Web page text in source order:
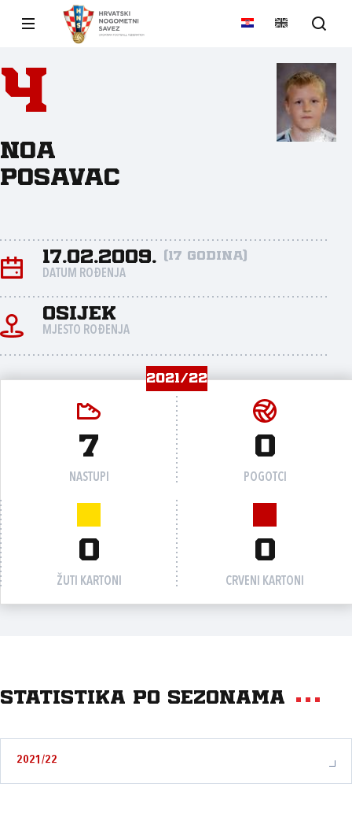
4
Noa
Posavac
17.02.2009. (17 godina)
DATUM ROĐENJA
Osijek
MJESTO ROĐENJA
2021/22
7
NASTUPI
0
POGOTCI
0
ŽUTI KARTONI
0
CRVENI KARTONI
Statistika po sezonama
2021/22